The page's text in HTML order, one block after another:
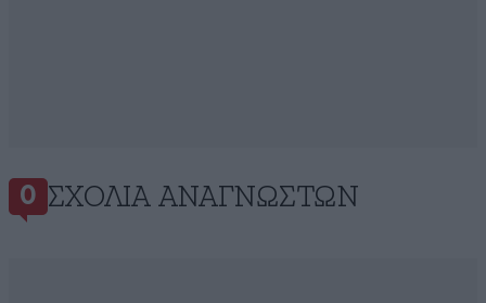
0 ΣΧΌΛΙΑ ΑΝΑΓΝΩΣΤΏΝ